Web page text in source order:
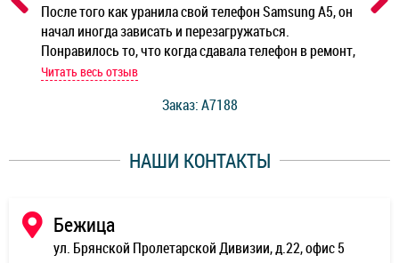
После того как уранила свой телефон Samsung A5, он
начал иногда зависать и перезагружаться.
Понравилось то, что когда сдавала телефон в ремонт,
мастер при мне сделал быструю диагностику и сказал
работы и оперативность!
Читать весь отзыв
Заказ: A7188
НАШИ КОНТАКТЫ
Бежица
ул. Брянской Пролетарской Дивизии, д.22, офис 5